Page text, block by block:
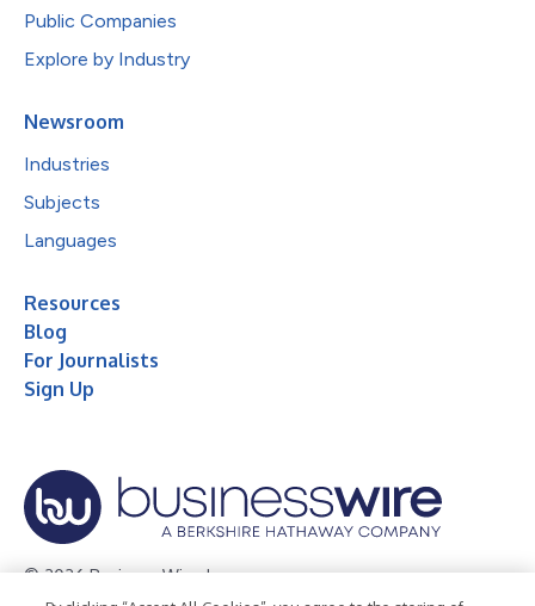
Public Companies
Explore by Industry
Newsroom
Industries
Subjects
Languages
Resources
Blog
For Journalists
Sign Up
© 2026 Business Wire, Inc.